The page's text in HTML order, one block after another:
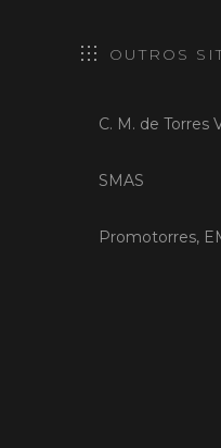
OUTROS
C. M. de Torres
SMAS
Promotorres,